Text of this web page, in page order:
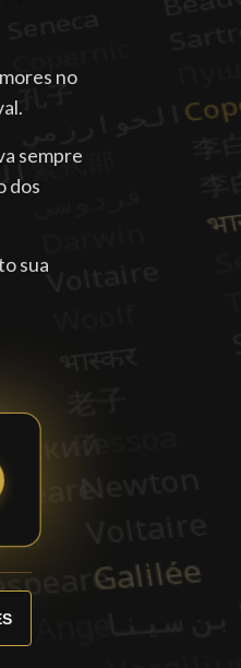
no
sempre
dos
sua